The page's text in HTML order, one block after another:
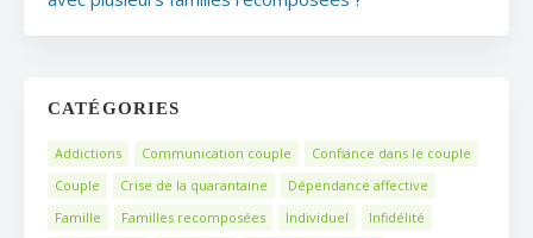
CATÉGORIES
Addictions Communication couple
Confiance dans le couple
Couple
Crise de la quarantaine
Dépendance affective
Famille
Familles recomposées Individuel
Infidélité